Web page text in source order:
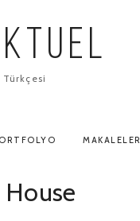
Türkçesi
MAKALELER